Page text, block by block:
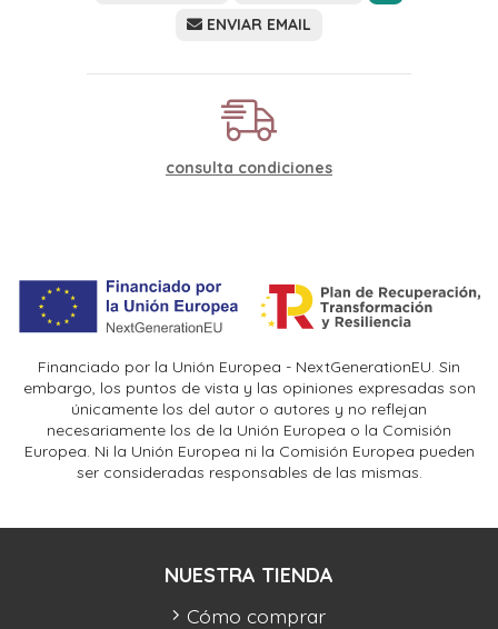
ENVIAR EMAIL
consulta condiciones
Financiado por la Unión Europea - NextGenerationEU. Sin
embargo, los puntos de vista y las opiniones expresadas son
únicamente los del autor o autores y no reflejan
necesariamente los de la Unión Europea o la Comisión
Europea. Ni la Unión Europea ni la Comisión Europea pueden
ser consideradas responsables de las mismas.
NUESTRA TIENDA
Cómo comprar